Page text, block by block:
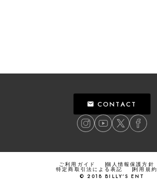
CONTACT
ご利用ガイド 個人情報保護方針
特定商取引法による表記
利用規約
© 2018 BILLY’S ENT